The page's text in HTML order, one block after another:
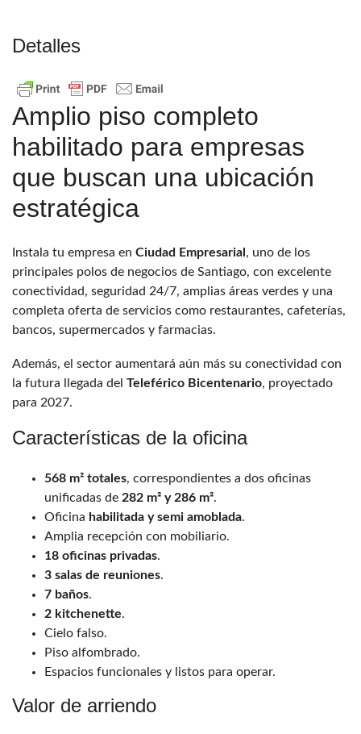
Detalles
Amplio piso completo
habilitado para empresas
que buscan una ubicación
estratégica
Instala tu empresa en Ciudad Empresarial , uno de los
principales polos de negocios de Santiago, con excelente
conectividad, seguridad 24/7, amplias áreas verdes y una
completa oferta de servicios como restaurantes, cafeterías,
bancos, supermercados y farmacias.
Además, el sector aumentará aún más su conectividad con
la futura llegada del Teleférico Bicentenario, proyectado
para 2027.
Características de la oficina
568 m² totales, correspondientes a dos oficinas
unificadas de 282 m² y 286 m².
Oficina habilitada y semi amoblada.
Amplia recepción con mobiliario.
18 oficinas privadas.
3 salas de reuniones.
7 baños.
2 kitchenette.
Cielo falso.
Piso alfombrado.
Espacios funcionales y listos para operar.
Valor de arriendo